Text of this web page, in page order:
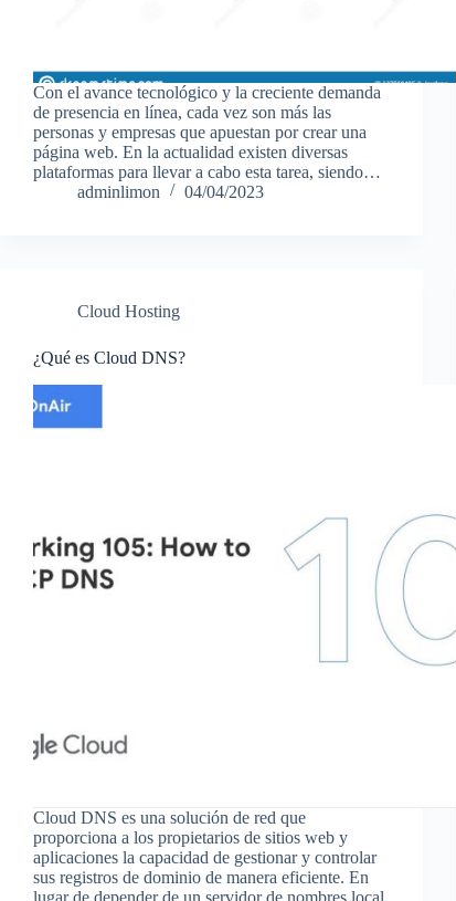
Con el avance tecnológico y la creciente demanda
de presencia en línea, cada vez son más las
personas y empresas que apuestan por crear una
página web. En la actualidad existen diversas
plataformas para llevar a cabo esta tarea, siendo…
adminlimon
04/04/2023
Cloud Hosting
¿Qué es Cloud DNS?
Cloud DNS es una solución de red que
proporciona a los propietarios de sitios web y
aplicaciones la capacidad de gestionar y controlar
sus registros de dominio de manera eficiente. En
lugar de depender de un servidor de nombres local,